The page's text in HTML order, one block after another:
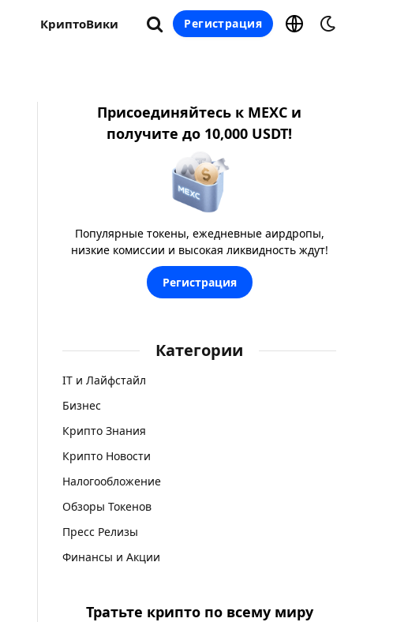
КриптоВики Регистрация
Присоединяйтесь к MEXC и
получите до 10,000 USDT!
Популярные токены, ежедневные аирдропы,
низкие комиссии и высокая ликвидность ждут!
Регистрация
Категории
IT и Лайфстайл
Бизнес
Крипто Знания
Крипто Новости
Налогообложение
Обзоры Токенов
Пресс Релизы
Финансы и Акции
Тратьте крипто по всему миру